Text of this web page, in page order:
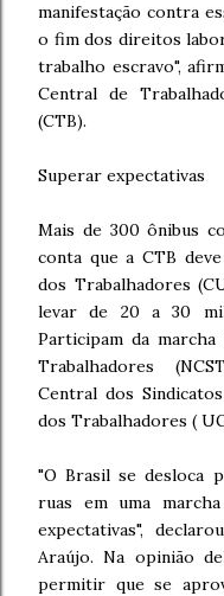
manifestação contra
o fim dos direitos
trabalho escravo",
Central de
(CTB).
Superar expectativas
Mais de 300 ônibus
conta que a CTB
dos Trabalhadores (
levar de 20 a 30
Participam da
Trabalhadores
Central dos
dos Trabalhadores (
"O Brasil se desloca
ruas em uma
expectativas",
Araújo. Na opinião
permitir que se